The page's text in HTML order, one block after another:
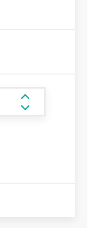
form.increase-